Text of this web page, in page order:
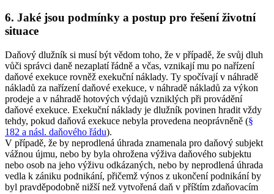
6. Jaké jsou podmínky a postup pro řešení životní
situace
Daňový dlužník si musí být vědom toho, že v případě, že svůj dluh
vůči správci daně nezaplatí řádně a včas, vznikají mu po nařízení
daňové exekuce rovněž exekuční náklady. Ty spočívají v náhradě
nákladů za nařízení daňové exekuce, v náhradě nákladů za výkon
prodeje a v náhradě hotových výdajů vzniklých při provádění
daňové exekuce. Exekuční náklady je dlužník povinen hradit vždy
tehdy, pokud daňová exekuce nebyla provedena neoprávněně (§
182 a násl. daňového řádu).
V případě, že by neprodlená úhrada znamenala pro daňový subjekt
vážnou újmu, nebo by byla ohrožena výživa daňového subjektu
nebo osob na jeho výživu odkázaných, nebo by neprodlená úhrada
vedla k zániku podnikání, přičemž výnos z ukončení podnikání by
byl pravděpodobně nižší než vytvořená daň v příštím zdaňovacím